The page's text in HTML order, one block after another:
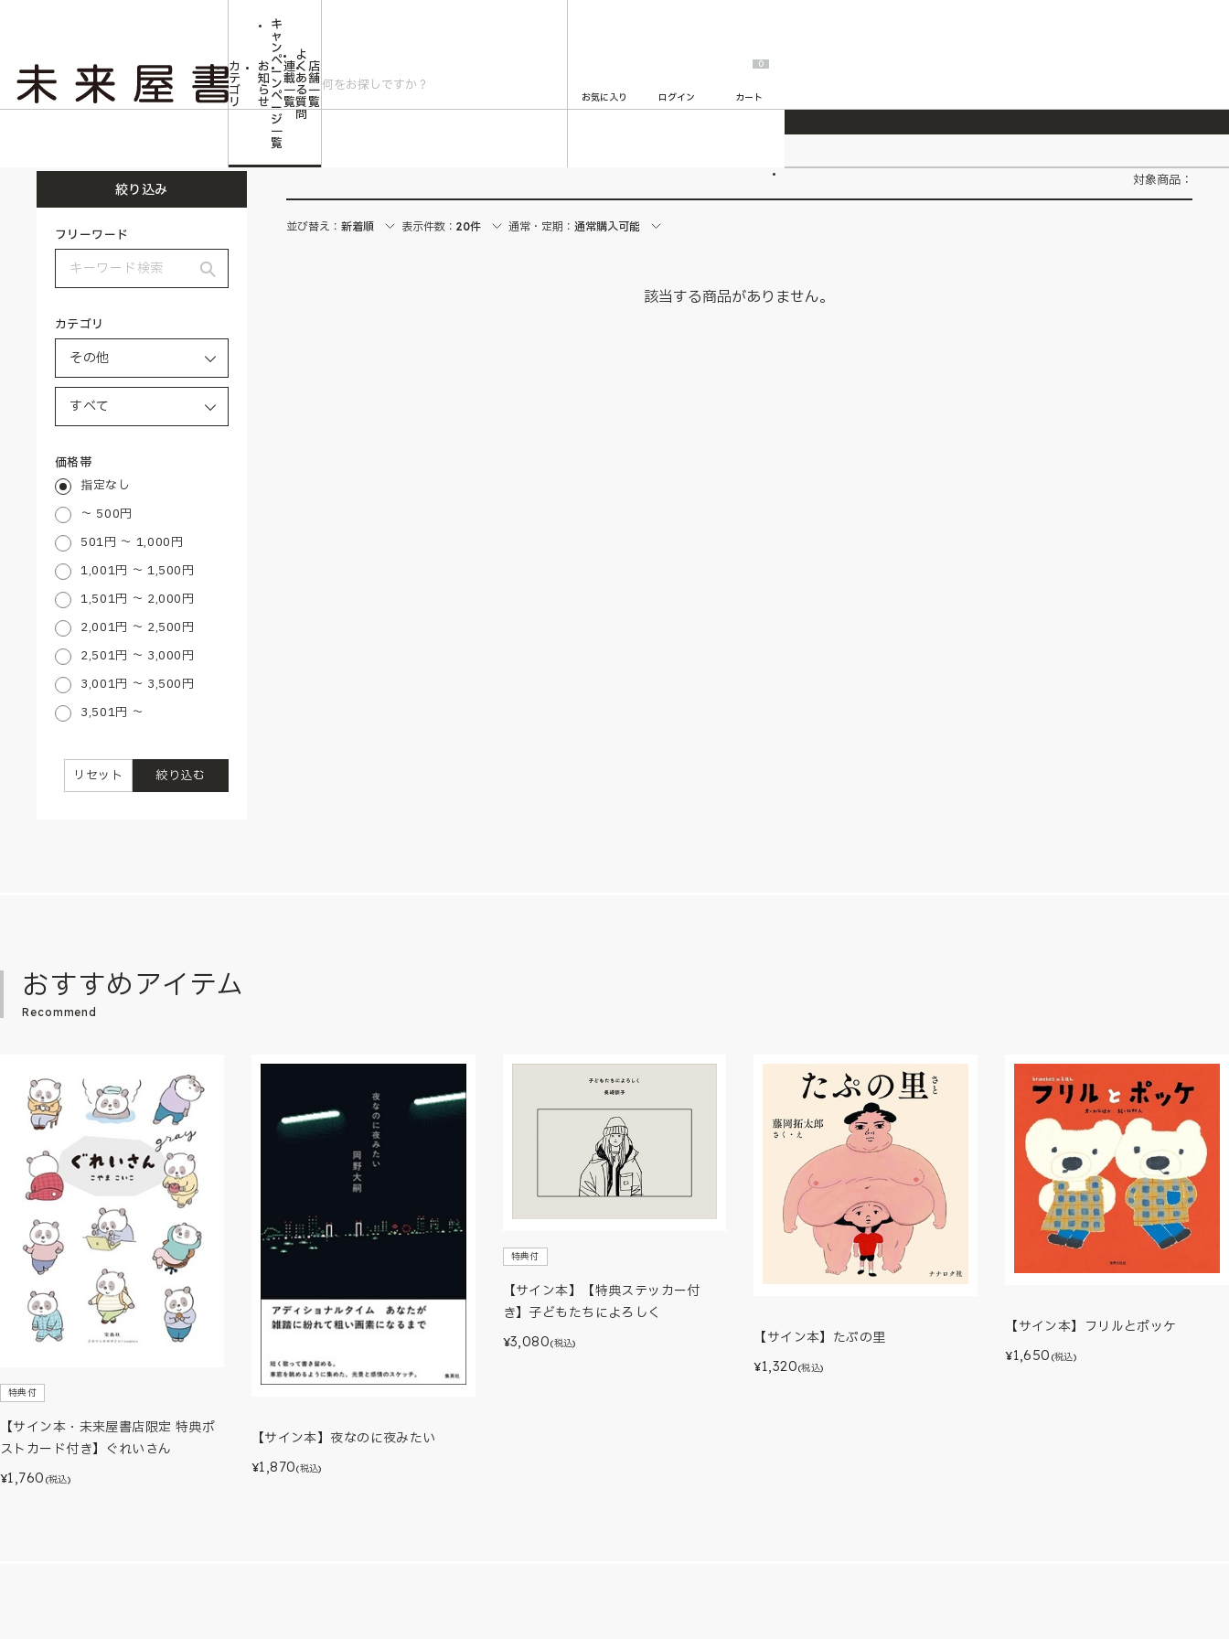
2026/7/23 『ONE PIECE magazine 021 ONE PIECEカード付き同梱版』発売延期のご案内
カ
テ
ゴ
リ
お
知
ら
せ
キ
ャ
ン
ペ
ー
ン
ペ
ー
ジ
一
覧
連
載
一
覧
よ
く
あ
る
質
問
店
舗
一
覧
お気に入り ログイン
0
カート
絞り込み
フリーワード
カテゴリ
価格帯
指定なし
～ 500円
501円 ～ 1,000円
1,001円 ～ 1,500円
1,501円 ～ 2,000円
2,001円 ～ 2,500円
2,501円 ～ 3,000円
3,001円 ～ 3,500円
3,501円 ～
絞り込む
リセット
対象商品：
並び替え： 新着順 表示件数： 20件 通常・定期： 通常購入可能
該当する商品がありません。
おすすめアイテム
Recommend
特典付
【サイン本・未来屋書店限定 特典ポ
ストカード付き】ぐれいさん
¥1,760 (税込)
【サイン本】夜なのに夜みたい
¥1,870(税込)
特典付
【サイン本】【特典ステッカー付
き】子どもたちによろしく
¥3,080(税込) 【サイン本】たぷの里
¥1,320(税込)
【サイン本】フリルとポッケ
¥1,650 (税込)